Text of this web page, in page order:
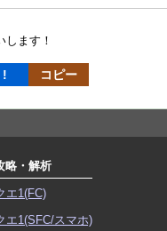
ます！
! コピー
略・解析
エ1(FC)
エ1(SFC/スマホ)